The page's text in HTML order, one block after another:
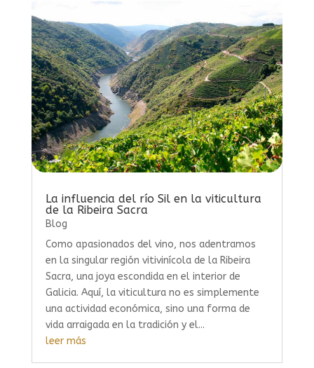
La influencia del río Sil en la viticultura
de la Ribeira Sacra
Blog
Como apasionados del vino, nos adentramos
en la singular región vitivinícola de la Ribeira
Sacra, una joya escondida en el interior de
Galicia. Aquí, la viticultura no es simplemente
una actividad económica, sino una forma de
vida arraigada en la tradición y el...
leer más